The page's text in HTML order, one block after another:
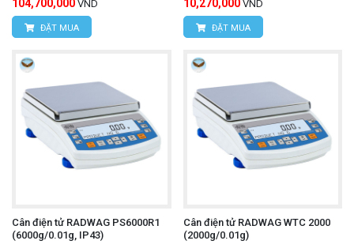
104,700,000 VND
ĐẶT MUA
10,270,000 VND
ĐẶT MUA
Cân điện tử RADWAG PS6000R1
(6000g/0.01g, IP43)
Cân điện tử RADWAG WTC 2000
(2000g/0.01g)